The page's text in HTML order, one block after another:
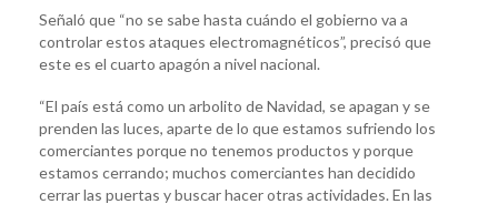
Señaló que “no se sabe hasta cuándo el gobierno va a
controlar estos ataques electromagnéticos”, precisó que
este es el cuarto apagón a nivel nacional.
“El país está como un arbolito de Navidad, se apagan y se
prenden las luces, aparte de lo que estamos sufriendo los
comerciantes porque no tenemos productos y porque
estamos cerrando; muchos comerciantes han decidido
cerrar las puertas y buscar hacer otras actividades. En las